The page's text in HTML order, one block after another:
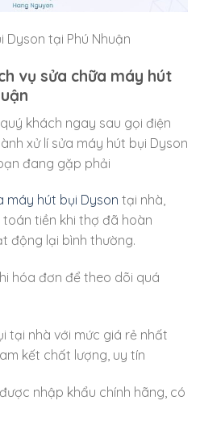
Dyson tại Phú Nhuận
vụ sửa chữa máy hút
khách ngay sau gọi điện
xử lí sửa máy hút bụi Dyson
đang gặp phải
máy hút bụi Dyson tại nhà,
tiền khi thợ đã hoàn
động lại bình thường.
hóa đơn để theo dõi quá
tại nhà với mức giá rẻ nhất
kết chất lượng, uy tín
nhập khẩu chính hãng, có